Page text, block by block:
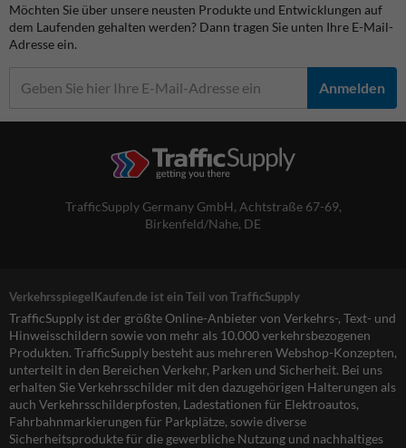
Möchten Sie über unsere neusten Produkte und Entwicklungen auf
dem Laufenden gehalten werden? Dann tragen Sie unten Ihre E-Mail-
Adresse ein.
Anmelden
TrafficSupply Germany GmbH, Achtstraße 67-69,
Birkenfeld/Nahe, DE
VerkehrsspiegelKaufen.de ist ein Teil von TrafficSupply
TrafficSupply ist der größte Online-Anbieter von Verkehrs-, Text- und
Hinweisschildern sowie von mehr als 10.000 verkehrsbezogenen
Produkten. TrafficSupply besteht aus mehreren Webshop-Konzepten,
unterteilt in den Bereichen Verkehr, Parken und Sicherheit. Bei uns
erhalten Sie Verkehrsschilder mit den dazugehörigen Halterungen als
auch Verkehrsschilderpfosten, Ladestationen für Elektroautos,
Fahrbahnmarkierungen für Parkplätze, sowie diverse
Sicherheitsprodukte für die gewerbliche Nutzung und nachhaltiges